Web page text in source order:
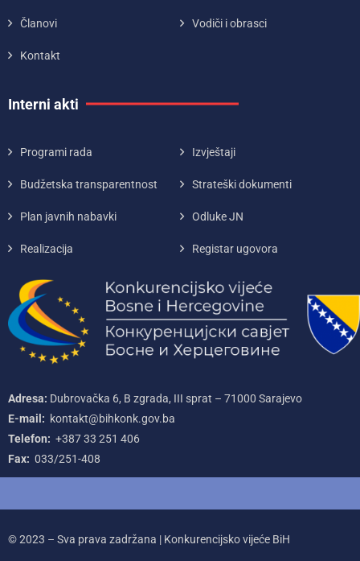
Članovi Vodiči i obrasci
Kontakt
Interni akti
Programi rada Izvještaji
Budžetska transparentnost Strateški dokumenti
Plan javnih nabavki Odluke JN
Realizacija Registar ugovora
Adresa: Dubrovačka 6, B zgrada, III sprat – 71000‌ Sarajevo
E-mail: kontakt@bihkonk.gov.ba
Telefon: +387‌ 33‌ 251‌ 406
Fax: 033/251-408
© 2023 – Sva prava zadržana | Konkurencijsko vijeće BiH